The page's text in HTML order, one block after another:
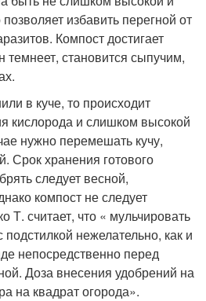
избавить перегной от
Компост достигает
темнеет, становится сыпучим,
в куче, то происходит
кислорода и слишком высокой
нужно перемешать кучу,
Срок хранения готового
следует весной,
компост не следует
Т. считает, что « мульчировать
нежелательно, как и
непосредственно перед
Доза внесения удобрений на
на квадрат огорода».